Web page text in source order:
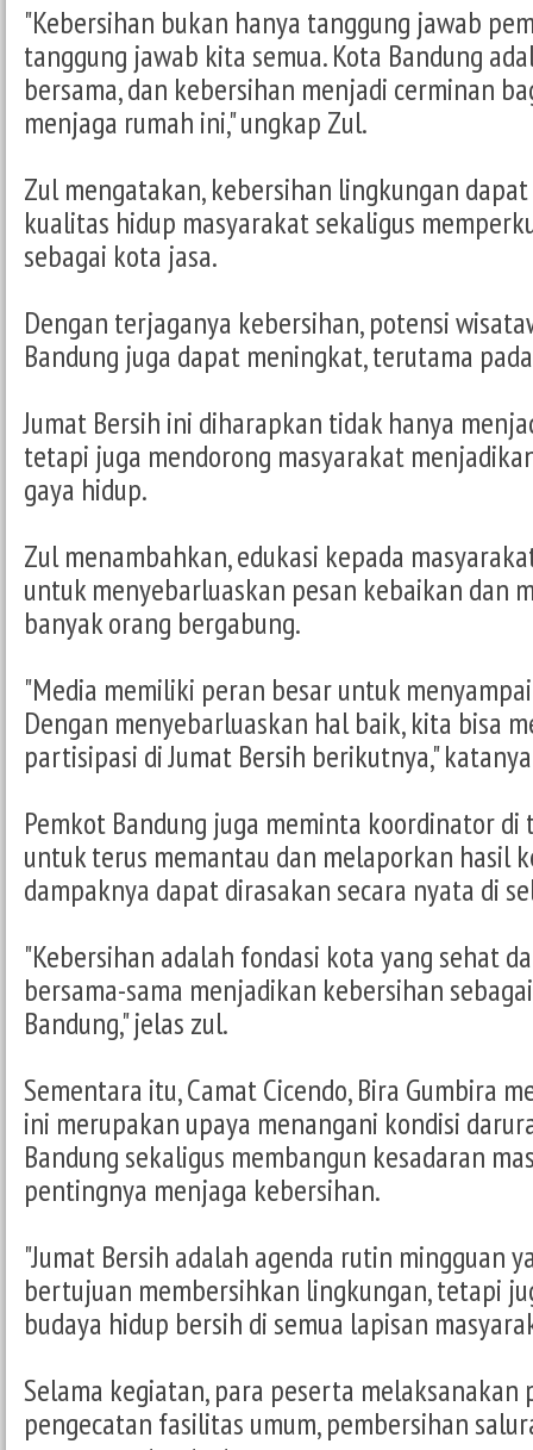
"Kebersihan bukan hanya tanggung jawab
tanggung jawab kita semua. Kota Bandung
bersama, dan kebersihan menjadi cerminan
menjaga rumah ini," ungkap Zul.
Zul mengatakan, kebersihan lingkungan
kualitas hidup masyarakat sekaligus
sebagai kota jasa.
Dengan terjaganya kebersihan, potensi
Bandung juga dapat meningkat, terutama
Jumat Bersih ini diharapkan tidak hanya
tetapi juga mendorong masyarakat
gaya hidup.
Zul menambahkan, edukasi kepada
untuk menyebarluaskan pesan kebaikan dan
banyak orang bergabung.
"Media memiliki peran besar untuk
Dengan menyebarluaskan hal baik, kita bisa
partisipasi di Jumat Bersih berikutnya,"
Pemkot Bandung juga meminta koordinator
untuk terus memantau dan melaporkan hasil
dampaknya dapat dirasakan secara nyata di
"Kebersihan adalah fondasi kota yang sehat
bersama-sama menjadikan kebersihan
Bandung," jelas zul.
Sementara itu, Camat Cicendo, Bira Gumbira
ini merupakan upaya menangani kondisi
Bandung sekaligus membangun kesadaran
pentingnya menjaga kebersihan.
"Jumat Bersih adalah agenda rutin mingguan
bertujuan membersihkan lingkungan, tetapi
budaya hidup bersih di semua lapisan
Selama kegiatan, para peserta melaksanakan
pengecatan fasilitas umum, pembersihan